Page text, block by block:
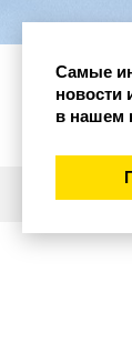
Самые
в нашем